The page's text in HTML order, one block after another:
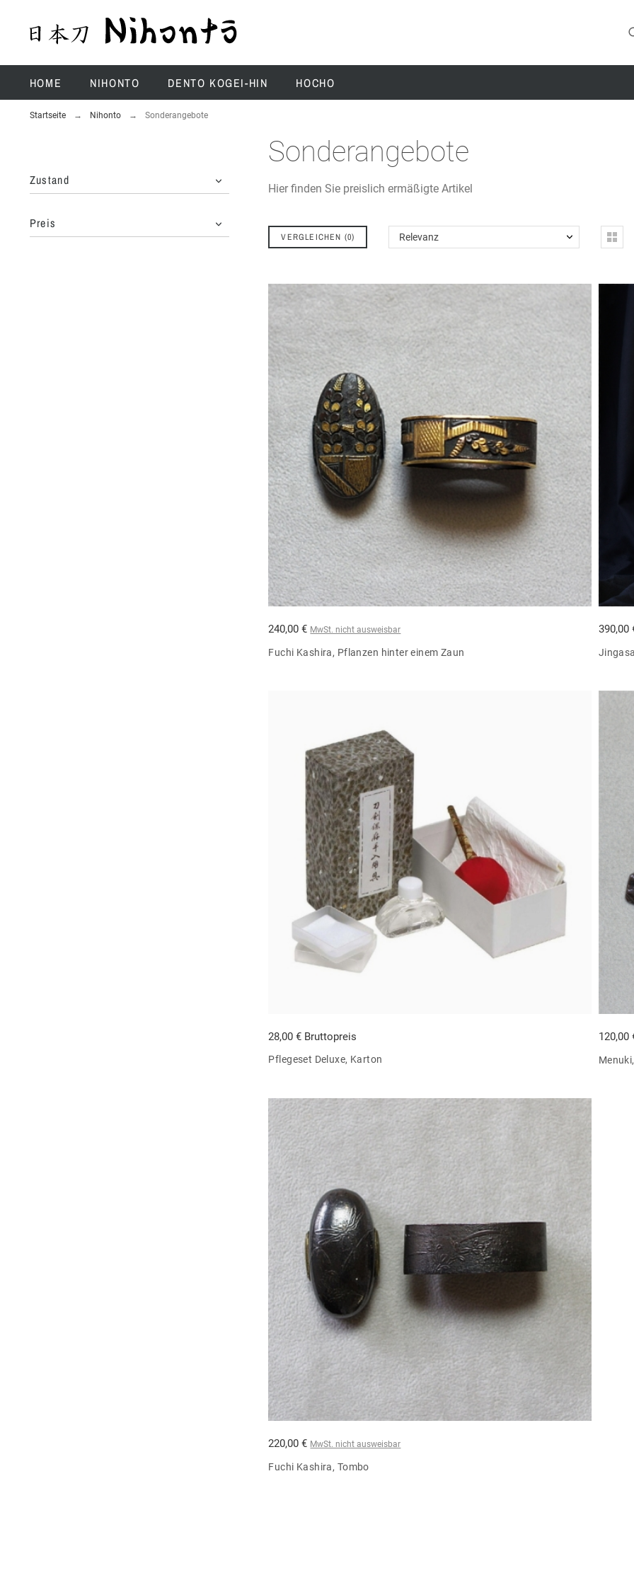
HOME NIHONTO DENTO KOGEI-HIN HOCHO
Startseite Nihonto Sonderangebote
Zustand
Preis
Sonderangebote
Hier finden Sie preislich ermäßigte Artikel
VERGLEICHEN (0) Relevanz
Fuchi Kashira, Pflanzen hinter einem Zaun
240,00 € MwSt. nicht ausweisbar 390,00
Pflegeset Deluxe, Karton
28,00 € Bruttopreis 120,00
Fuchi Kashira, Tombo
220,00 € MwSt. nicht ausweisbar